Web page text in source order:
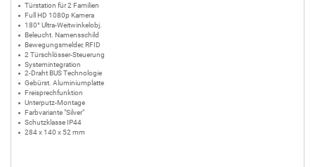
Türstation für 2 Familien
Full HD 1080p Kamera
180° Ultra-Weitwinkelobj.
Beleucht. Namensschild
Bewegungsmelder, RFID
2 Türschlösser-Steuerung
Systemintegration
2-Draht BUS Technologie
Gebürst. Aluminiumplatte
Freisprechfunktion
Unterputz-Montage
Farbvariante "Silver"
Schutzklasse IP44
284 x 140 x 52 mm